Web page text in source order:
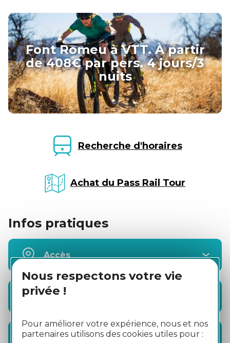
Nous respectons votre vie
privée !
Pour améliorer votre expérience, nous et nos
partenaires utilisons des cookies utiles pour :
Font Romeu à VTT. À partir
de 408€ par pers. 4 jours/3
nuits
Recherche d'horaires
Achat du Pass Rail Tour
Infos pratiques
Accès
Visites
Activités